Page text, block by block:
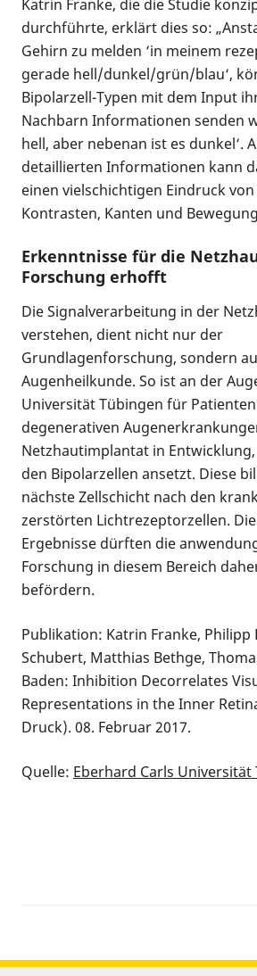
Katrin Franke, die die Studie
durchführte, erklärt dies so:
Gehirn zu melden ‘in meinem
gerade hell/dunkel/grün/blau‘,
Bipolarzell-Typen mit dem Input
Nachbarn Informationen senden
hell, aber nebenan ist es dunkel‘.
detaillierten Informationen kann
einen vielschichtigen Eindruck
Kontrasten, Kanten und
Erkenntnisse für die
Forschung erhofft
Die Signalverarbeitung in der
verstehen, dient nicht nur der
Grundlagenforschung, sondern
Augenheilkunde. So ist an der
Universität Tübingen für
degenerativen
Netzhautimplantat in
den Bipolarzellen ansetzt. Diese
nächste Zellschicht nach den
zerstörten Lichtrezeptorzellen.
Ergebnisse dürften die
Forschung in diesem Bereich
befördern.
Publikation: Katrin Franke, Philipp
Schubert, Matthias Bethge,
Baden: Inhibition Decorrelates
Representations in the Inner
Druck). 08. Februar 2017.
Quelle: Eberhard Carls Universität